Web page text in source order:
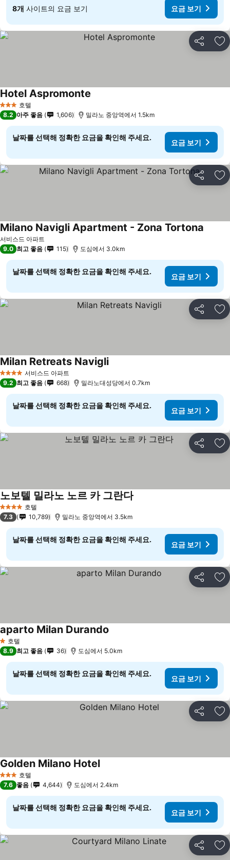
8개 사이트의 요금 보기 요금 보기
공유 즐
3 성급 호텔
Hotel Aspromonte
8.2 아주 좋음 1,606 밀라노 중앙역에서 1.5km
날짜를 선택해 정확한 요금을 확인해 주세요.
요금 보기
공유 즐
서비스드 아파트
Milano Navigli Apartment - Zona Tortona
9.0 최고 좋음 115 도심에서 3.0km
날짜를 선택해 정확한 요금을 확인해 주세요.
요금 보기
공유 즐
4 성급 서비스드 아파트
Milan Retreats Navigli
9.2 최고 좋음 668 밀라노대성당에서 0.7km
날짜를 선택해 정확한 요금을 확인해 주세요.
요금 보기
공유 즐
4 성급 호텔
노보텔 밀라노 노르 카 그란다
7.3 10,789 밀라노 중앙역에서 3.5km
날짜를 선택해 정확한 요금을 확인해 주세요.
요금 보기
공유 즐
1 성급
호텔
aparto Milan Durando
8.9 최고 좋음 36 도심에서 5.0km
날짜를 선택해 정확한 요금을 확인해 주세요.
요금 보기
공유 즐
3 성급 호텔
Golden Milano Hotel
7.6 좋음 4,644 도심에서 2.4km
날짜를 선택해 정확한 요금을 확인해 주세요.
요금 보기
공유 즐